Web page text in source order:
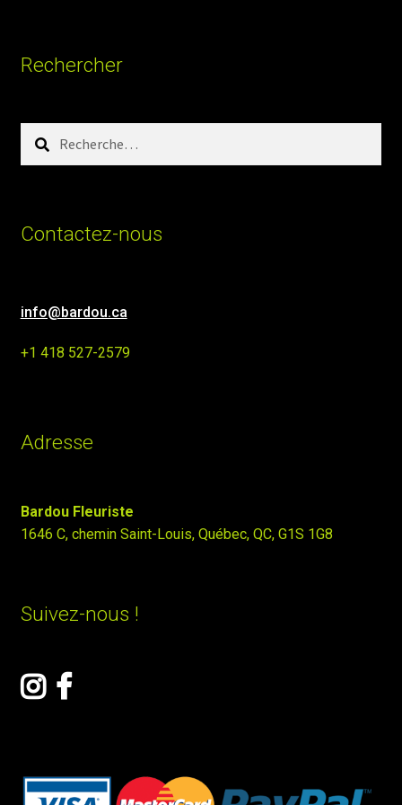
Rechercher
Rechercher :
Contactez-nous
info@bardou.ca
+1 418 527-2579
Adresse
Bardou Fleuriste
1646 C, chemin Saint-Louis, Québec, QC, G1S 1G8
Suivez-nous !